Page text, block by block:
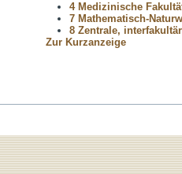
4 Medizinische
7 Mathematisch-
8 Zentrale,
Zur Kurzanzeige